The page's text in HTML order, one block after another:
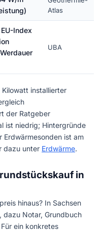
Atlas
Index
UBA
installierter
der Ratgeber
ist niedrig; Hintergründe
Erdwärmesonden ist am
dazu unter Erdwärme.
in
hinaus? In Sachsen
dazu Notar, Grundbuch
ein konkretes